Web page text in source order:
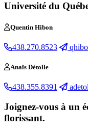
Université du
Quentin Hibon
438.270.8523
Anaïs Détolle
438.355.8391
Joignez-vous à un
florissant.